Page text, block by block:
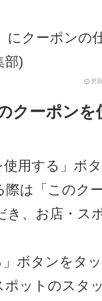
にクーポンの
部)
更
クーポン
用する」ボ
際は「このク
き、お店・ス
ボタンをタ
ポットのスタ